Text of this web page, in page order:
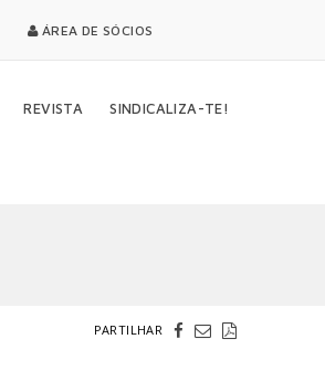
ÁREA DE SÓCIOS
REVISTA SINDICALIZA-TE!
PARTILHAR